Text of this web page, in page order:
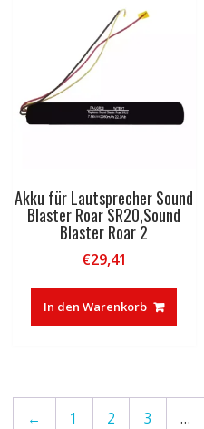
Akku für Lautsprecher Sound
Blaster Roar SR20,Sound
Blaster Roar 2
€29,41
In den Warenkorb
← 1 2 3 …